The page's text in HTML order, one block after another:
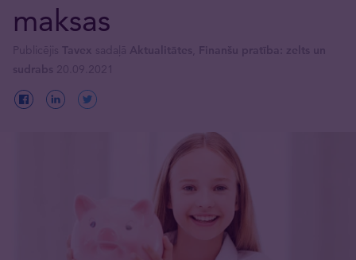
maksas